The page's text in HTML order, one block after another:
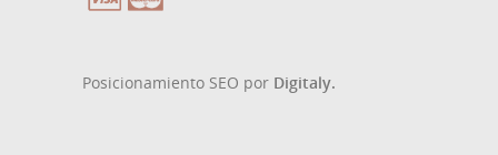
Posicionamiento SEO por Digitaly.